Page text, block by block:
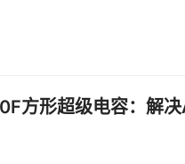
程体系重磅升级，打造学
方形超级电容：解